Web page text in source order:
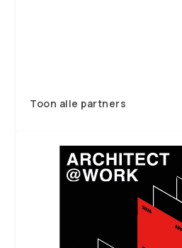
Toon alle partners